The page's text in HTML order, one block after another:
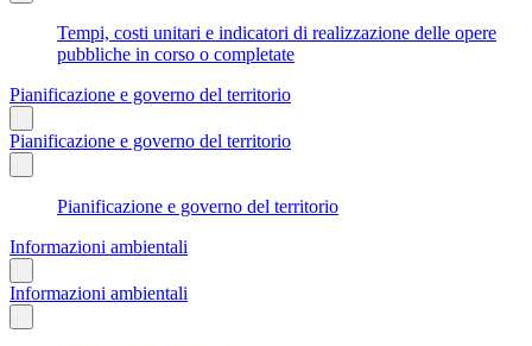
Tempi, costi unitari e indicatori di realizzazione delle opere
pubbliche in corso o completate
Pianificazione e governo del territorio
Pianificazione e governo del territorio
Pianificazione e governo del territorio
Informazioni ambientali
Informazioni ambientali